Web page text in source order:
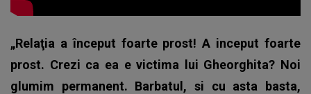
„Relaţia a început foarte prost! A inceput foarte
prost. Crezi ca ea e victima lui Gheorghita? Noi
glumim permanent. Barbatul, si cu asta basta,